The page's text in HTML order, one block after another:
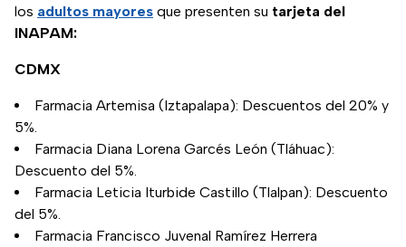
los adultos mayores que presenten su tarjeta del
INAPAM:
CDMX
Farmacia Artemisa (Iztapalapa): Descuentos del 20% y
5%.
Farmacia Diana Lorena Garcés León (Tláhuac):
Descuento del 5%.
Farmacia Leticia Iturbide Castillo (Tlalpan): Descuento
del 5%.
Farmacia Francisco Juvenal Ramírez Herrera